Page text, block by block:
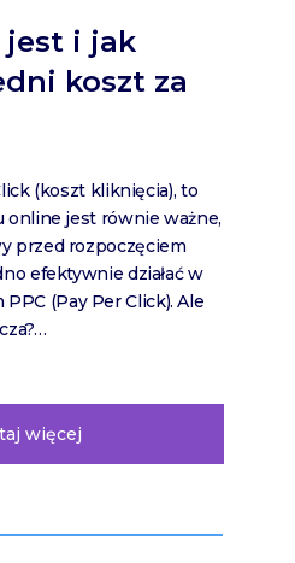
jest i jak
koszt za
(koszt kliknięcia), to
online jest równie ważne,
przed rozpoczęciem
efektywnie działać w
(Pay Per Click). Ale
więcej